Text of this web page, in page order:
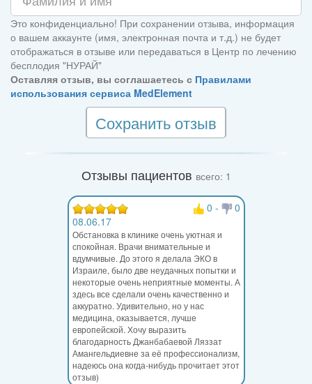
Это конфиденциально! При сохранении отзыва, информация
о вашем аккаунте (имя, электронная почта и т.д.) не будет
отображаться в отзыве или передаваться в Центр по лечению
бесплодия "НУРАЙ"
Оставляя отзыв, вы соглашаетесь с Правилами
использования сервиса MedElement
Сохранить отзыв
Отзывы пациентов всего: 1
0 -
0
08.06.17
Обстановка в клинике очень уютная и
спокойная. Врачи внимательные и
вдумчивые. До этого я делала ЭКО в
Израиле, было две неудачных попытки и
некоторые очень неприятные моменты. А
здесь все сделали очень качественно и
аккуратно. Удивительно, но у нас
медицина, оказывается, лучше
европейской. Хочу выразить
благодарность Джанбабаевой Ляззат
Амангельдиевне за её профессионализм,
надеюсь она когда-нибудь прочитает этот
отзыв)